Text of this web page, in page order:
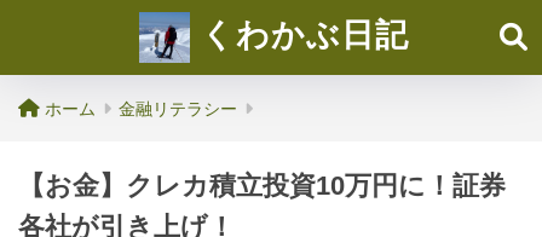
くわかぶ日記
ホーム 金融リテラシー
【お金】クレカ積立投資10万円に！証券
各社が引き上げ！